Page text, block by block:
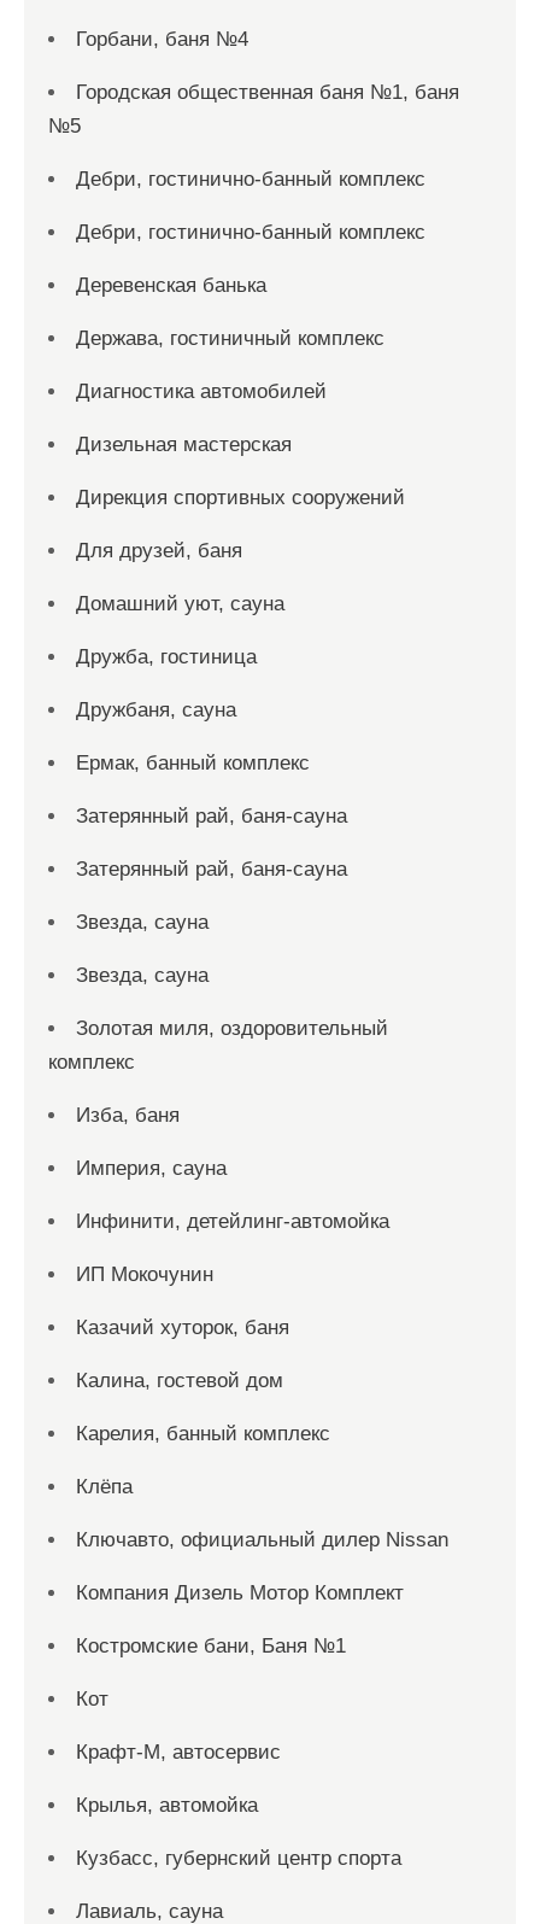
Горбани, баня №4
Городская общественная баня №1, баня
№5
Дебри, гостинично-банный комплекс
Дебри, гостинично-банный комплекс
Деревенская банька
Держава, гостиничный комплекс
Диагностика автомобилей
Дизельная мастерская
Дирекция спортивных сооружений
Для друзей, баня
Домашний уют, сауна
Дружба, гостиница
Дружбаня, сауна
Ермак, банный комплекс
Затерянный рай, баня-сауна
Затерянный рай, баня-сауна
Звезда, сауна
Звезда, сауна
Золотая миля, оздоровительный
комплекс
Изба, баня
Империя, сауна
Инфинити, детейлинг-автомойка
ИП Мокочунин
Казачий хуторок, баня
Калина, гостевой дом
Карелия, банный комплекс
Клёпа
Ключавто, официальный дилер Nissan
Компания Дизель Мотор Комплект
Костромские бани, Баня №1
Кот
Крафт-М, автосервис
Крылья, автомойка
Кузбасс, губернский центр спорта
Лавиаль, сауна